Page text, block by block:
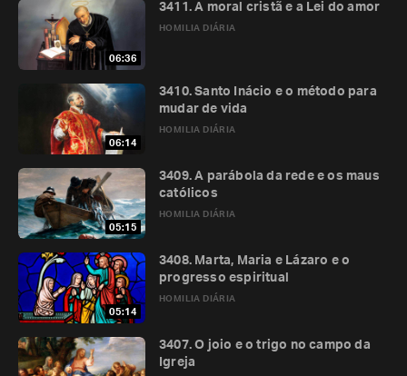
06:36
HOMILIA DIÁRIA
3411. A moral cristã e a Lei do amor
06:14
HOMILIA DIÁRIA
3410. Santo Inácio e o método para
mudar de vida
05:15
HOMILIA DIÁRIA
3409. A parábola da rede e os maus
católicos
05:14
HOMILIA DIÁRIA
3408. Marta, Maria e Lázaro e o
progresso espiritual
3407. O joio e o trigo no campo da
Igreja